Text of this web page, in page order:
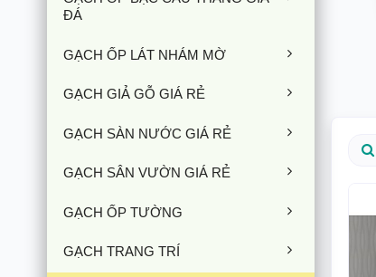
ĐÁ
GẠCH ỐP LÁT NHÁM MỜ
GẠCH GIẢ GỖ GIÁ RẺ
GẠCH SÀN NƯỚC GIÁ RẺ
GẠCH SÂN VƯỜN GIÁ RẺ
GẠCH ỐP TƯỜNG
GẠCH TRANG TRÍ